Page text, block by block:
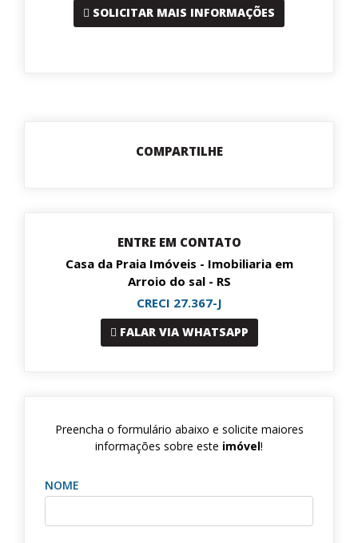
SOLICITAR MAIS INFORMAÇÕES
COMPARTILHE
ENTRE EM CONTATO
Casa da Praia Imóveis - Imobiliaria em
Arroio do sal - RS
CRECI 27.367-J
FALAR VIA WHATSAPP
Preencha o formulário abaixo e solicite maiores
informações sobre este imóvel!
NOME